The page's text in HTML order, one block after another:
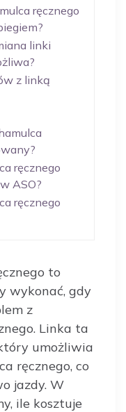
ręcznego
linki
z linką
ręcznego
ASO?
ręcznego
to
wykonać, gdy
z
Linka ta
umożliwia
ręcznego, co
jazdy. W
ile kosztuje